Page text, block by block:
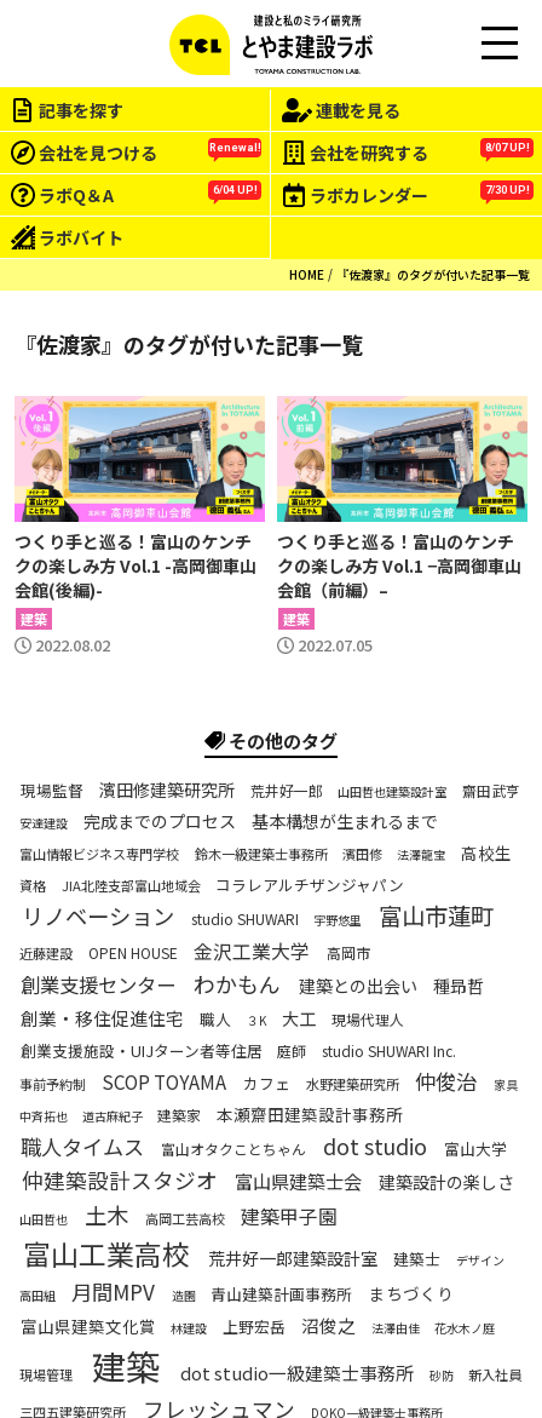
EN
記事を探す
連載を見る
会社を見つける
Renewal! 会社を研究する 8/07 UP!
ラボQ＆A 6/04 UP! ラボカレンダー 7/30 UP!
ラボバイト
HOME 『佐渡家』のタグが付いた記事一覧
『佐渡家』のタグが付いた記事一覧
つくり手と巡る！富山のケンチ
クの楽しみ方 Vol.1 -高岡御車山
会館(後編)-
建築
2022.08.02
つくり手と巡る！富山のケンチ
クの楽しみ方 Vol.1 −高岡御車山
会館（前編）–
建築
2022.07.05
その他のタグ
現場監督 濱田修建築研究所 荒井好一郎 山田哲也建築設計室 齋田武亨
安達建設 完成までのプロセス 基本構想が生まれるまで
富山情報ビジネス専門学校 鈴木一級建築士事務所 濱田修 法澤龍宝 高校生
資格 JIA北陸支部富山地域会 コラレアルチザンジャパン
リノベーション studio SHUWARI 宇野悠里 富山市蓮町
近藤建設 OPEN HOUSE 金沢工業大学 高岡市
創業支援センター わかもん 建築との出会い 種昻哲
創業・移住促進住宅 職人 ３K 大工 現場代理人
創業支援施設・UIJターン者等住居 庭師 studio SHUWARI Inc.
事前予約制 SCOP TOYAMA カフェ 水野建築研究所 仲俊治
家具
中斉拓也
道古麻紀子 建築家 本瀬齋田建築設計事務所
職人タイムス 富山オタクことちゃん dot studio 富山大学
仲建築設計スタジオ 富山県建築士会 建築設計の楽しさ
山田哲也 土木 高岡工芸高校 建築甲子園
富山工業高校 荒井好一郎建築設計室 建築士
デザイン
高田組
月間MPV 造園 青山建築計画事務所
まちづくり
富山県建築文化賞
林建設 上野宏岳 沼俊之 法澤由佳 花水木ノ庭
現場管理 建築 dot studio一級建築士事務所 砂防
新入社員
三四五建築研究所
フレッシュマン DOKO一級建築士事務所